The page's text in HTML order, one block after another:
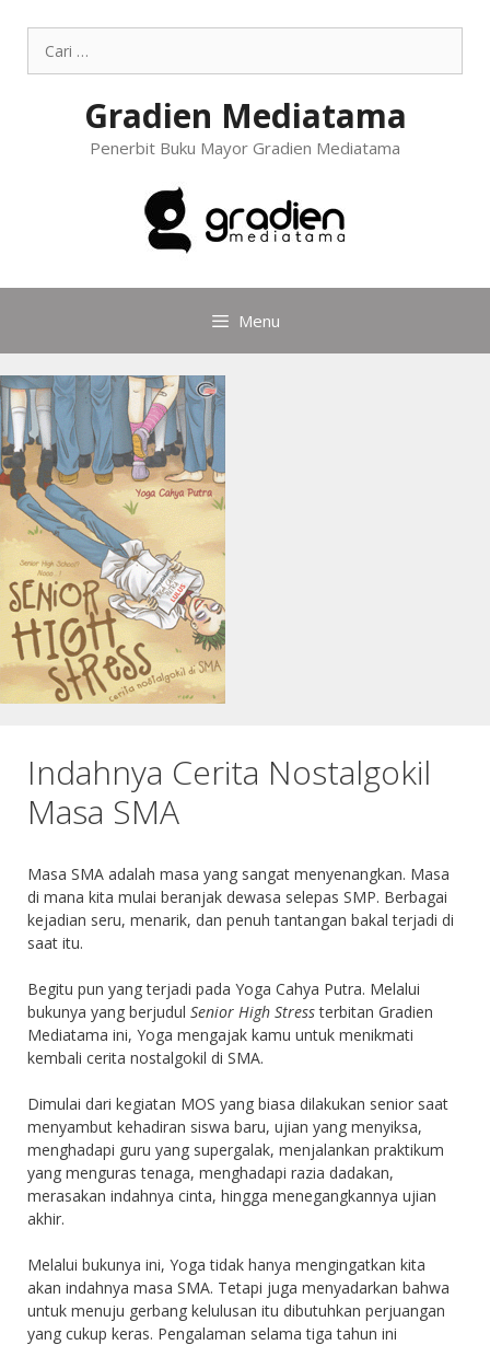
Gradien Mediatama
Penerbit Buku Mayor Gradien Mediatama
Menu
Indahnya Cerita Nostalgokil
Masa SMA
Masa SMA adalah masa yang sangat menyenangkan. Masa
di mana kita mulai beranjak dewasa selepas SMP. Berbagai
kejadian seru, menarik, dan penuh tantangan bakal terjadi di
saat itu.
Begitu pun yang terjadi pada Yoga Cahya Putra. Melalui
bukunya yang berjudul Senior High Stressterbitan Gradien
Mediatama ini, Yoga mengajak kamu untuk menikmati
kembali cerita nostalgokil di SMA.
Dimulai dari kegiatan MOS yang biasa dilakukan senior saat
menyambut kehadiran siswa baru, ujian yang menyiksa,
menghadapi guru yang supergalak, menjalankan praktikum
yang menguras tenaga, menghadapi razia dadakan,
merasakan indahnya cinta, hingga menegangkannya ujian
akhir.
Melalui bukunya ini, Yoga tidak hanya mengingatkan kita
akan indahnya masa SMA. Tetapi juga menyadarkan bahwa
untuk menuju gerbang kelulusan itu dibutuhkan perjuangan
yang cukup keras. Pengalaman selama tiga tahun ini